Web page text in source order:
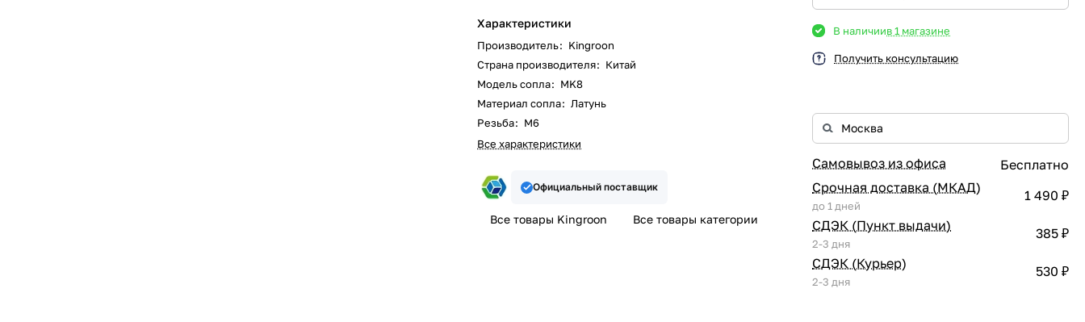
Характеристики
Производитель: Kingroon
Страна производителя: Китай
Модель сопла: MK8
Материал сопла: Латунь
Резьба: M6
Все характеристики
Официальный поставщик
Все товары Kingroon Все товары категории
В наличиив 1 магазине
Получить консультацию
Самовывоз из офиса
Бесплатно
Срочная доставка (МКАД)
до 1 дней
1 490 ₽
СДЭК (Пункт выдачи)
2-3 дня
385 ₽
СДЭК (Курьер)
2-3 дня
530 ₽